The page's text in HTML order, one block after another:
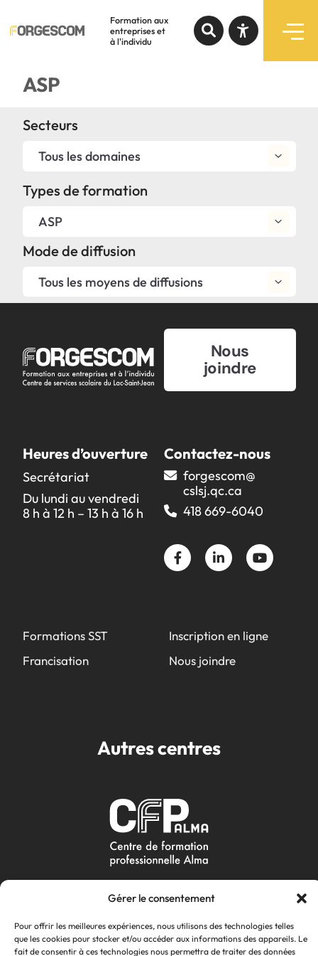
Gérer le consentement
Pour offrir les meilleures expériences, nous utilisons des technologies telles
que les cookies pour stocker et/ou accéder aux informations des appareils. Le
fait de consentir à ces technologies nous permettra de traiter des données
Formation aux
entreprises et
à l'individu
Formations
Services
Notre expertise
Nouvelles
Moodle
Travailler chez Forgescom
Zone conseil SARCA
Police d'écriture lisible
Réinitialiser
ASP
Secteurs
Tous les domaines
Types de formation
ASP
Mode de diffusion
Tous les moyens de diffusions
Nous
joindre
Heures d’ouverture
Secrétariat
Du lundi au vendredi
8 h à 12 h – 13 h à 16 h
Contactez-nous
forgescom@​
cslsj.qc.ca
418 669-6040
Formations SST
Francisation
Inscription en ligne
Nous joindre
Autres centres
Où souhaitez-vous
partager cette page?